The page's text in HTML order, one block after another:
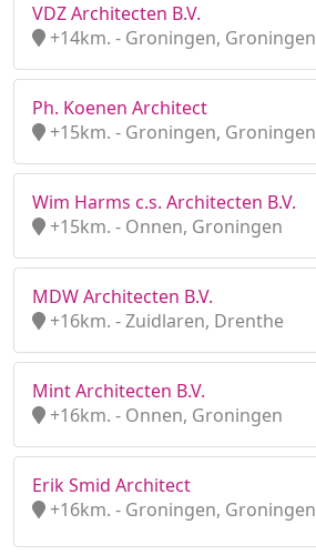
VDZ Architecten B.V.
+14km. - Groningen, Groningen
Ph. Koenen Architect
+15km. - Groningen, Groningen
Wim Harms c.s. Architecten B.V.
+15km. - Onnen, Groningen
MDW Architecten B.V.
+16km. - Zuidlaren, Drenthe
Mint Architecten B.V.
+16km. - Onnen, Groningen
Erik Smid Architect
+16km. - Groningen, Groningen